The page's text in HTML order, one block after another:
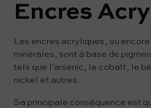
Encres
Les encres acryliques, ou
minérales, sont à base de
tels que l'arsenic, le cobalt, le
nickel et autres.
Sa principale conséquence est